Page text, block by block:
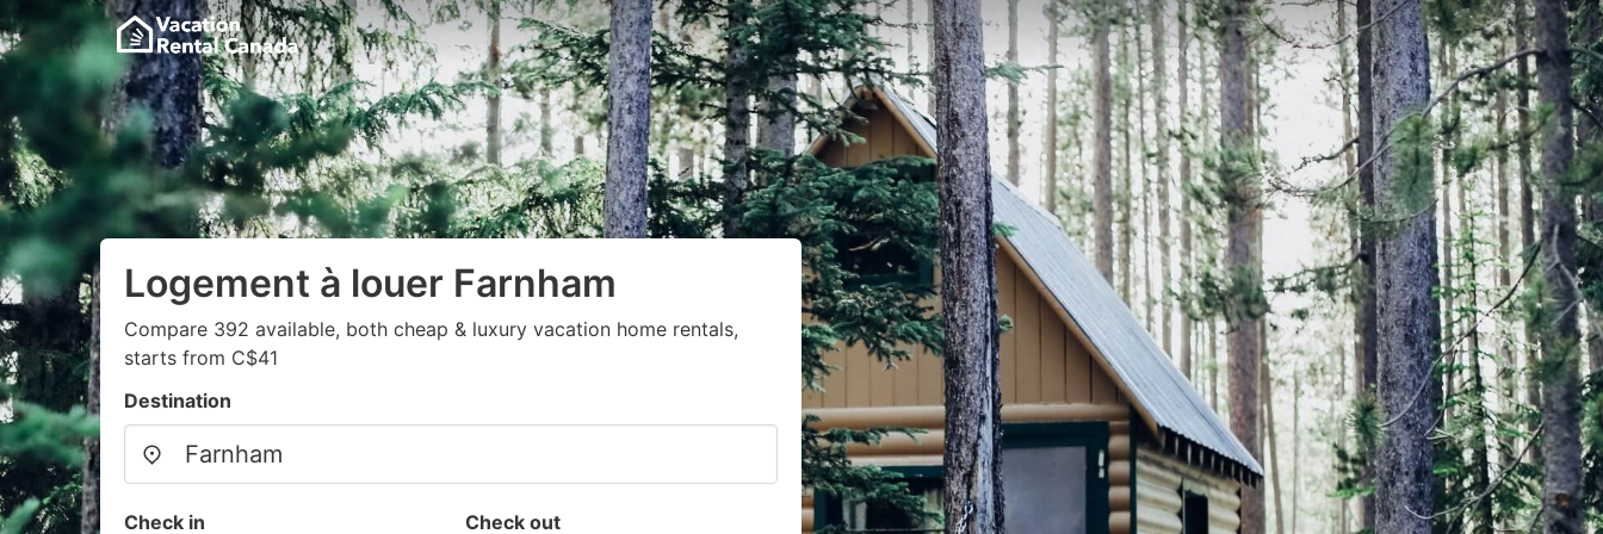
Logement à louer Farnham
Compare 392 available, both cheap & luxury vacation home rentals,
starts from C$41
Destination
Check in Check out